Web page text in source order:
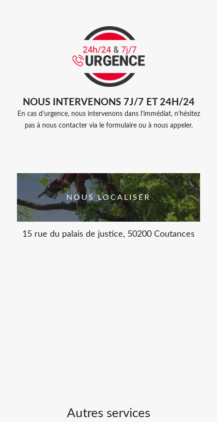
NOUS INTERVENONS 7J/7 ET 24H/24
En cas d’urgence, nous intervenons dans l’immédiat, n’hésitez
pas à nous contacter via le formulaire ou à nous appeler.
NOUS LOCALISER
15 rue du palais de justice, 50200 Coutances
Autres services